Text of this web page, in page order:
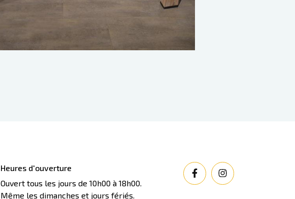
Heures d'ouverture
Ouvert tous les jours de 10h00 à 18h00.
Même les dimanches et jours fériés.